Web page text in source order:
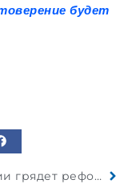
будет
В России грядет реформа техосмотра